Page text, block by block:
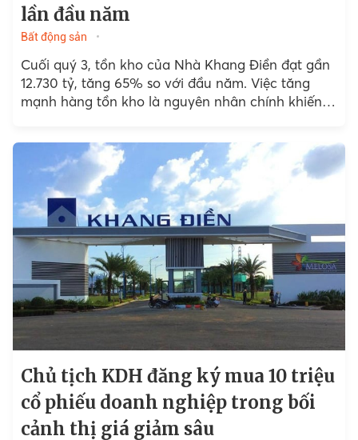
lần đầu năm
Bất động sản
Cuối quý 3, tồn kho của Nhà Khang Điền đạt gần
12.730 tỷ, tăng 65% so với đầu năm. Việc tăng
mạnh hàng tồn kho là nguyên nhân chính khiến
Chủ tịch KDH đăng ký mua 10 triệu
cổ phiếu doanh nghiệp trong bối
cảnh thị giá giảm sâu